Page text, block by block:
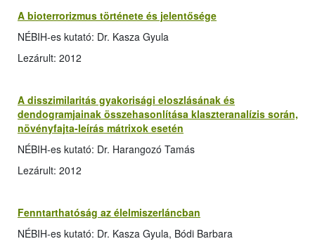
A bioterrorizmus története és jelentősége
NÉBIH-es kutató: Dr. Kasza Gyula
Lezárult: 2012
A disszimilaritás gyakorisági eloszlásának és
dendogramjainak összehasonlítása klaszteranalízis során,
növényfajta-leírás mátrixok esetén
NÉBIH-es kutató: Dr. Harangozó Tamás
Lezárult: 2012
Fenntarthatóság az élelmiszerláncban
NÉBIH-es kutató: Dr. Kasza Gyula, Bódi Barbara